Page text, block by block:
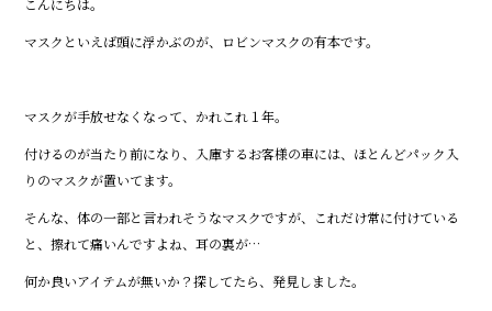
e
b
o
k
こんにちは。
マスクといえば頭に浮かぶのが、ロビンマスクの有本です。
マスクが手放せなくなって、かれこれ１年。
付けるのが当たり前になり、入庫するお客様の車には、ほとんどパック入
りのマスクが置いてます。
そんな、体の一部と言われそうなマスクですが、これだけ常に付けている
と、擦れて痛いんですよね、耳の裏が…
何か良いアイテムが無いか？探してたら、発見しました。